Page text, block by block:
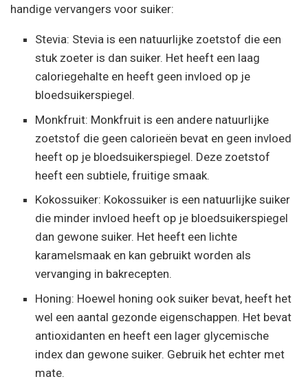
handige vervangers voor suiker:
Stevia: Stevia is een natuurlijke zoetstof die een
stuk zoeter is dan suiker. Het heeft een laag
caloriegehalte en heeft geen invloed op je
bloedsuikerspiegel.
Monkfruit: Monkfruit is een andere natuurlijke
zoetstof die geen calorieën bevat en geen invloed
heeft op je bloedsuikerspiegel. Deze zoetstof
heeft een subtiele, fruitige smaak.
Kokossuiker: Kokossuiker is een natuurlijke suiker
die minder invloed heeft op je bloedsuikerspiegel
dan gewone suiker. Het heeft een lichte
karamelsmaak en kan gebruikt worden als
vervanging in bakrecepten.
Honing: Hoewel honing ook suiker bevat, heeft het
wel een aantal gezonde eigenschappen. Het bevat
antioxidanten en heeft een lager glycemische
index dan gewone suiker. Gebruik het echter met
mate.